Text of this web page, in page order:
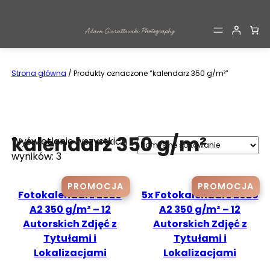
Strona główna / Produkty oznaczone “kalendarz 350 g/m²”
kalendarz 350 g/m²
Wyświetlanie wszystkich
wyników: 3
PROMOCJAPRODUKT
W
PROMOCJI
Fotokalendarz 2026
A2 350 g/m² – 12
Autorskich Zdjęć z
Tytułami i
Lokalizacjami
PROMOCJA
W
5x Fotokalendarz 2026
A2 350 g/m² – 12
Autorskich Zdjęć z
Tytułami i
Lokalizacjami